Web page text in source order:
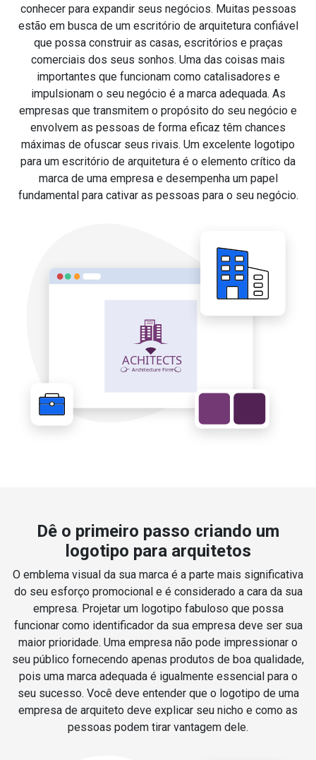
conhecer para expandir seus negócios. Muitas pessoas
estão em busca de um escritório de arquitetura confiável
que possa construir as casas, escritórios e praças
comerciais dos seus sonhos. Uma das coisas mais
importantes que funcionam como catalisadores e
impulsionam o seu negócio é a marca adequada. As
empresas que transmitem o propósito do seu negócio e
envolvem as pessoas de forma eficaz têm chances
máximas de ofuscar seus rivais. Um excelente logotipo
para um escritório de arquitetura é o elemento crítico da
marca de uma empresa e desempenha um papel
fundamental para cativar as pessoas para o seu negócio.
Dê o primeiro passo criando um
logotipo para arquitetos
O emblema visual da sua marca é a parte mais significativa
do seu esforço promocional e é considerado a cara da sua
empresa. Projetar um logotipo fabuloso que possa
funcionar como identificador da sua empresa deve ser sua
maior prioridade. Uma empresa não pode impressionar o
seu público fornecendo apenas produtos de boa qualidade,
pois uma marca adequada é igualmente essencial para o
seu sucesso. Você deve entender que o logotipo de uma
empresa de arquiteto deve explicar seu nicho e como as
pessoas podem tirar vantagem dele.